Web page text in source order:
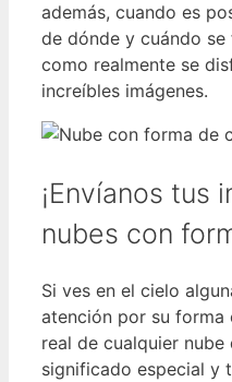
además, cuando es
de dónde y cuándo
como realmente se
increíbles imágenes.
¡Envíanos tus
nubes con
Si ves en el cielo
atención por su
real de cualquier
significado especial y